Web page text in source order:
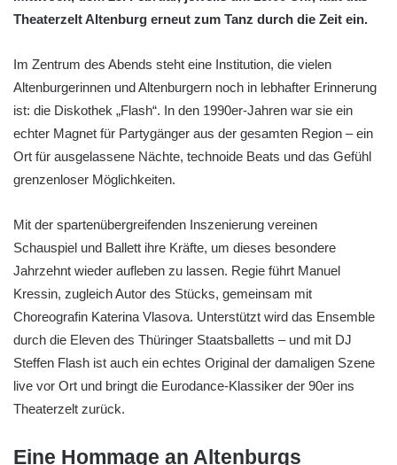
Theaterzelt Altenburg erneut zum Tanz durch die Zeit ein.
Im Zentrum des Abends steht eine Institution, die vielen
Altenburgerinnen und Altenburgern noch in lebhafter Erinnerung
ist: die Diskothek „Flash“. In den 1990er-Jahren war sie ein
echter Magnet für Partygänger aus der gesamten Region – ein
Ort für ausgelassene Nächte, technoide Beats und das Gefühl
grenzenloser Möglichkeiten.
Mit der spartenübergreifenden Inszenierung vereinen
Schauspiel und Ballett ihre Kräfte, um dieses besondere
Jahrzehnt wieder aufleben zu lassen. Regie führt Manuel
Kressin, zugleich Autor des Stücks, gemeinsam mit
Choreografin Katerina Vlasova. Unterstützt wird das Ensemble
durch die Eleven des Thüringer Staatsballetts – und mit DJ
Steffen Flash ist auch ein echtes Original der damaligen Szene
live vor Ort und bringt die Eurodance-Klassiker der 90er ins
Theaterzelt zurück.
Eine Hommage an Altenburgs